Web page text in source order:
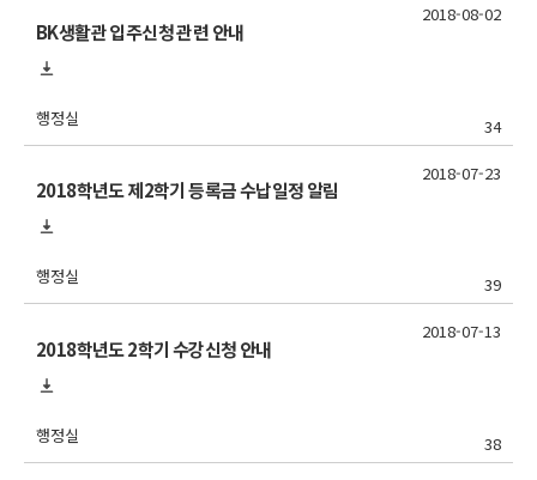
BK생활관 입주신청 관련 안내
행정실 34
2018-08-02
2018학년도 제2학기 등록금 수납일정 알림
행정실 39
2018-07-23
2018학년도 2학기 수강신청 안내
행정실 38
2018-07-13